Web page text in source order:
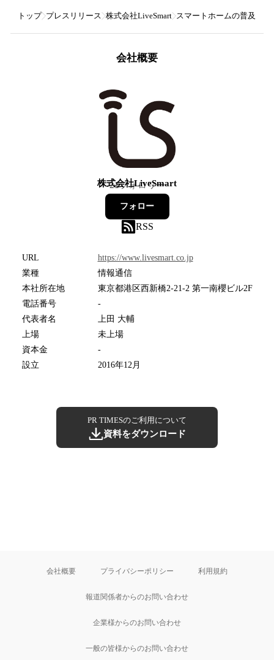
トップ プレスリリース 株式会社LiveSmart スマートホームの普及・
会社概要
株式会社LiveSmart
21フォロワー
フォロー
RSS
URL
https://www.livesmart.co.jp
業種
情報通信
本社所在地
東京都港区西新橋2-21-2 第一南櫻ビル2F
電話番号
-
代表者名
上田 大輔
上場
未上場
資本金
-
設立
2016年12月
PR TIMESのご利用について
資料をダウンロード
会社概要 プライバシーポリシー 利用規約
報道関係者からのお問い合わせ
企業様からのお問い合わせ
一般の皆様からのお問い合わせ